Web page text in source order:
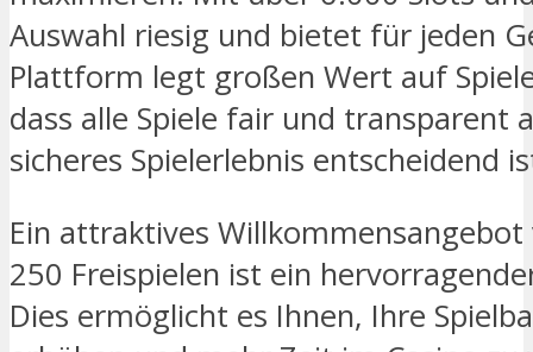
Auswahl riesig und bietet für jeden
Plattform legt großen Wert auf
dass alle Spiele fair und transparent
sicheres Spielerlebnis entscheidend
Ein attraktives
250 Freispielen ist ein
Dies ermöglicht es Ihnen, Ihre